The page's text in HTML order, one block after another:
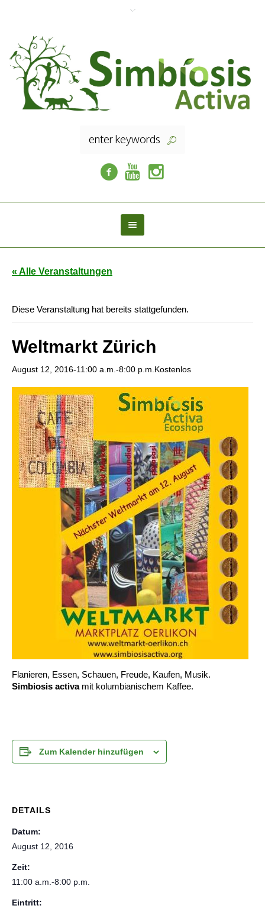
« Alle Veranstaltungen
Diese Veranstaltung hat bereits stattgefunden.
Weltmarkt Zürich
August 12, 2016-11:00 a.m. -8:00 p.m. Kostenlos
Flanieren, Essen, Schauen, Freude, Kaufen, Musik.
Simbiosis activa mit kolumbianischem Kaffee.
Zum Kalender hinzufügen
DETAILS
Datum:
August 12, 2016
Zeit:
11:00 a.m.-8:00 p.m.
Eintritt: